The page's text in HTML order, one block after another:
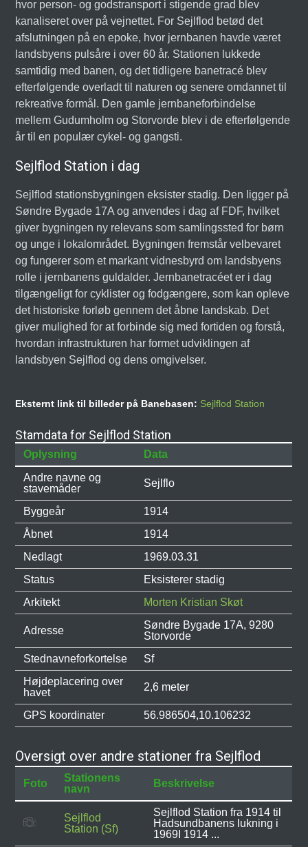
hvor person- og godstransport i stigende grad blev
kanaliseret over på vejnettet. For Sejlflod betød det
afslutningen på en epoke, hvor jernbanen havde været
landsbyens pulsåre i over 60 år. Stationen lukkede
samtidig med banen, og det tidligere banetracé blev
efterfølgende overladt til naturen og senere omdannet til
rekreative formål. Den gamle jernbaneforbindelse
mellem Gudumholm og Storvorde blev i de efterfølgende
år til en populær cykel- og gangsti.
Sejlflod Station i dag
Sejlflod stationsbygningen eksister stadig. Den ligger på
Søndre Bygade 17A og anvendes i dag af FDF, hvilket
giver bygningen ny relevans som samlingssted for børn
og unge i lokalområdet. Bygningen fremstår velbevaret
og fungerer som et markant vidnesbyrd om landsbyens
rolle i jernbanens guldalder. Jernbanetracéet er i dag
tilgængeligt for cyklister og fodgængere, som kan opleve
det historiske forløb gennem det åbne landskab. Det
giver mulighed for at forbinde sig med fortiden og forstå,
hvordan infrastrukturen har formet udviklingen af
landsbyen Sejlflod og dens omgivelser.
Eksternt link til billeder på Banebasen: Sejlflod Station
Stamdata for Sejlflod Station
Oplysning
Data
Andre navne og
stavemåder
Sejlflo
Byggeår
1914
Åbnet
1914
Nedlagt
1969.03.31
Status
Eksisterer stadig
Arkitekt
Morten Kristian Skøt
Adresse
Søndre Bygade 17A, 9280
Storvorde
Stednavneforkortelse
Sf
Højdeplacering over
havet
2,6 meter
GPS koordinater 56.986504,10.106232
Oversigt over andre stationer fra Sejlflod
Foto
Stationens
navn
Beskrivelse
Sejlflod
Station (Sf)
Sejlflod Station fra 1914 til
Hadsundbanens lukning i
1969I 1914 ...